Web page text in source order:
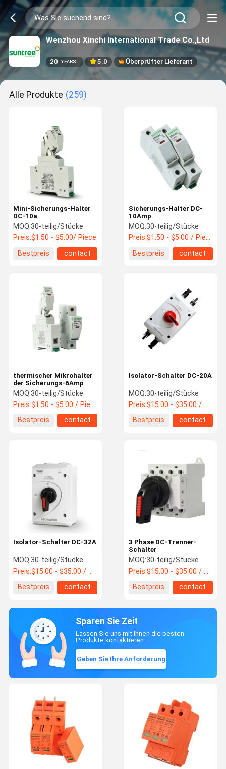
Wenzhou Xinchi International Trade Co.,Ltd
20 YEARS 5.0 Überprüfter Lieferant
Alle Produkte (259)
Mini-Sicherungs-Halter
DC-10a
MOQ:30-teilig/Stücke
Preis:$1.50 - $5.00/ Piece
Bestpreis
contact
Sicherungs-Halter DC-
10Amp
MOQ:30-teilig/Stücke
Preis:$1.50 - $5.00 / Piece
Bestpreis
contact
thermischer Mikrohalter
der Sicherungs-6Amp
MOQ:30-teilig/Stücke
Preis:$1.50 - $5.00 / Piece
Bestpreis
contact
Isolator-Schalter DC-20A
MOQ:30-teilig/Stücke
Preis:$15.00 - $35.00 / Piece
Bestpreis
contact
Isolator-Schalter DC-32A
MOQ:30-teilig/Stücke
Preis:$15.00 - $35.00 / Piece
Bestpreis
contact
3 Phase DC-Trenner-
Schalter
MOQ:30-teilig/Stücke
Preis:$15.00 - $35.00 / Piece
Bestpreis
contact
Sparen Sie Zeit
Lassen Sie uns mit Ihnen die besten
Produkte kontaktieren.
Geben Sie Ihre Anforderung